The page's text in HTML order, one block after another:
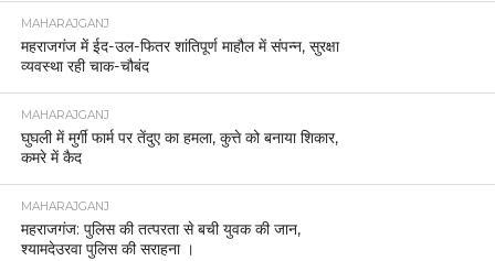
MAHARAJGANJ
महराजगंज में ईद-उल-फितर शांतिपूर्ण माहौल में संपन्न, सुरक्षा
व्यवस्था रही चाक-चौबंद
MAHARAJGANJ
घुघली में मुर्गी फार्म पर तेंदुए का हमला, कुत्ते को बनाया शिकार,
कमरे में कैद
MAHARAJGANJ
महराजगंज: पुलिस की तत्परता से बची युवक की जान,
श्यामदेउरवा पुलिस की सराहना ।